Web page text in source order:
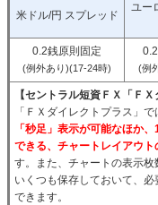
米ドル/円 スプレッド
ユー
0.2銭原則固定
(例外あり)(17-24時) (例
【セントラル短資ＦＸ「Ｆ
「ＦＸダイレクトプラス」
「秒足」表示が可能なほか
できる、チャートレイアウ
す。また、チャートの表示
いくつも保存しておいて、
できます。